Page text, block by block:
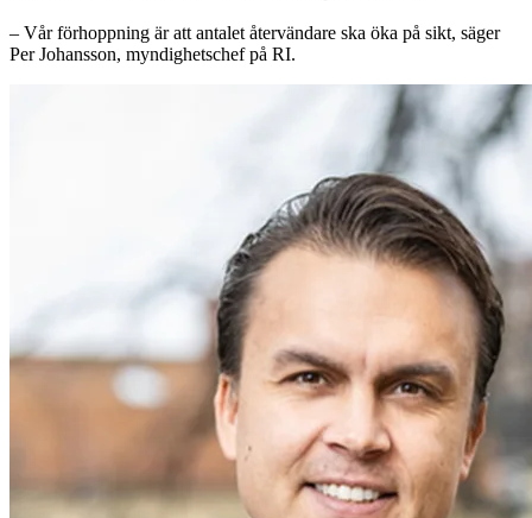
– Vår förhoppning är att antalet återvändare ska öka på sikt, säger
Per Johansson, myndighetschef på RI.